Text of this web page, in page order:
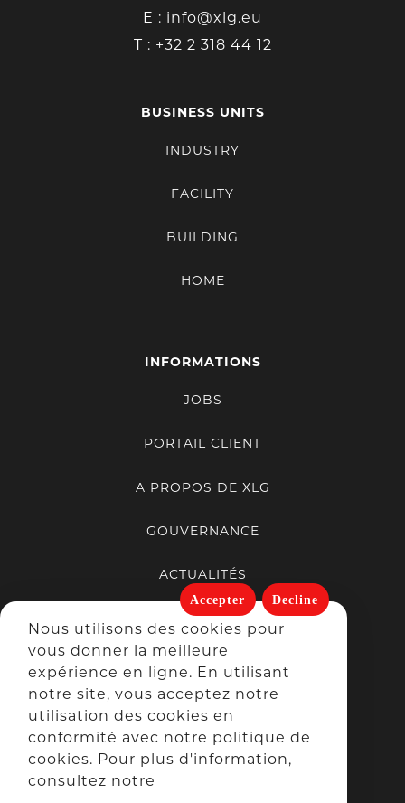
Nous utilisons des cookies pour
vous donner la meilleure
expérience en ligne. En utilisant
notre site, vous acceptez notre
utilisation des cookies en
conformité avec notre politique de
cookies. Pour plus d'information,
consultez notre
Accepter Decline
E : info@xlg.eu
T : +32 2 318 44 12
BUSINESS UNITS
INDUSTRY
FACILITY
BUILDING
HOME
INFORMATIONS
JOBS
PORTAIL CLIENT
A PROPOS DE XLG
GOUVERNANCE
ACTUALITÉS
PORTFOLIO
SUIVEZ-NOUS